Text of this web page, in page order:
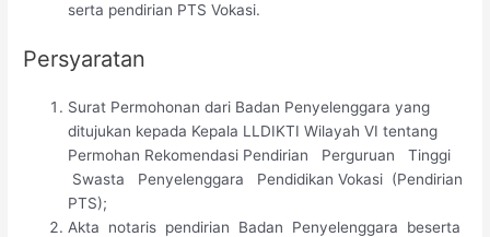
serta pendirian PTS Vokasi.
Persyaratan
Surat Permohonan dari Badan Penyelenggara yang
ditujukan kepada Kepala LLDIKTI Wilayah VI tentang
Permohan Rekomendasi Pendirian Perguruan Tinggi
Swasta Penyelenggara Pendidikan Vokasi (Pendirian
PTS);
Akta notaris pendirian Badan Penyelenggara beserta